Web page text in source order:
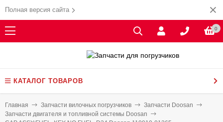
Полная версия сайта
0
КАТАЛОГ ТОВАРОВ
Главная Запчасти вилочных погрузчиков
Запчасти Doosan
Запчасти двигателя и топливной системы Doosan